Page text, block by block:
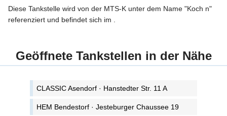
Diese Tankstelle wird von der MTS-K unter dem Name "Koch n"
referenziert und befindet sich im .
Geöffnete Tankstellen in der Nähe
CLASSIC Asendorf · Hanstedter Str. 11 A
HEM Bendestorf · Jesteburger Chaussee 19